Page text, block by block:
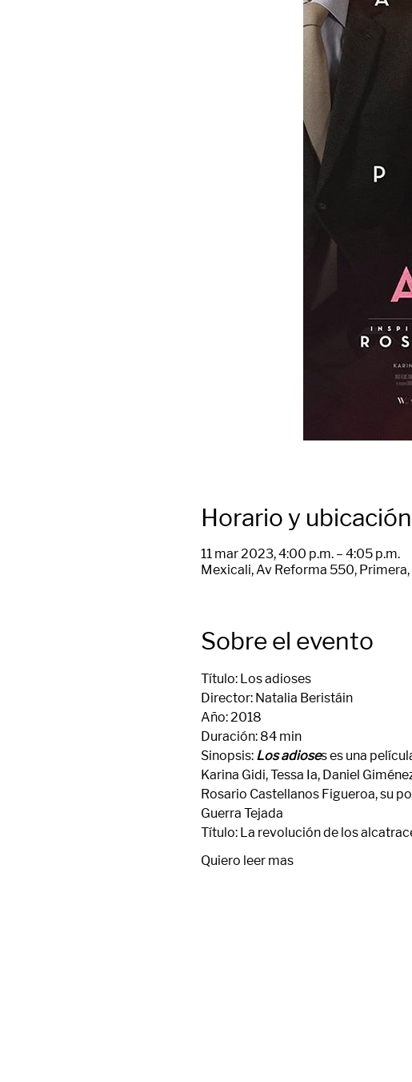
Horario y ubicación
11 mar 2023, 4:00 p.m. – 4:05 p.m.
Mexicali, Av Reforma 550,
Sobre el evento
Título: Los adioses
Director: Natalia Beristáin
Año: 2018
Duración: 84 min
Sinopsis: Los adioses es una
Karina Gidi, Tessa Ia, Daniel
Rosario Castellanos Figueroa, su
Guerra Tejada
Título: La revolución de los
Quiero leer mas